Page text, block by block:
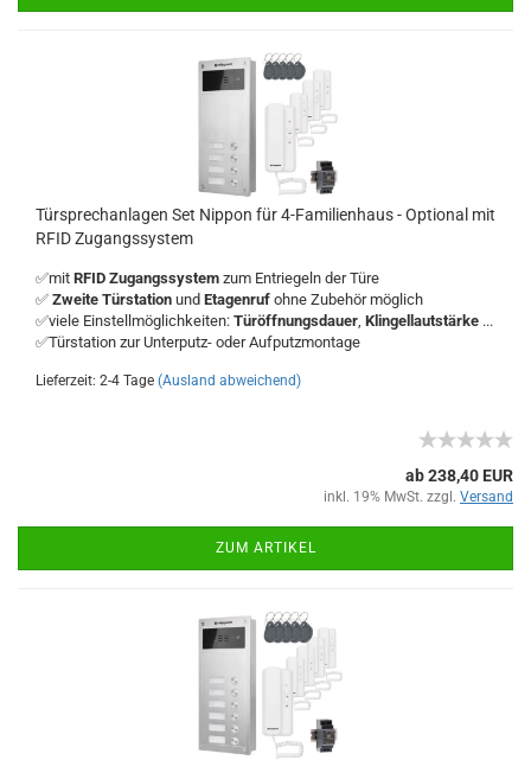
Türsprechanlagen Set Nippon für 4-Familienhaus - Optional mit
RFID Zugangssystem
✅mit RFID Zugangssystem zum Entriegeln der Türe
✅ Zweite Türstation und Etagenruf ohne Zubehör möglich
✅viele Einstellmöglichkeiten: Türöffnungsdauer, Klingellautstärke ...
✅Türstation zur Unterputz- oder Aufputzmontage
Lieferzeit: 2-4 Tage (Ausland abweichend)
ab 238,40 EUR
inkl. 19% MwSt. zzgl. Versand
ZUM ARTIKEL